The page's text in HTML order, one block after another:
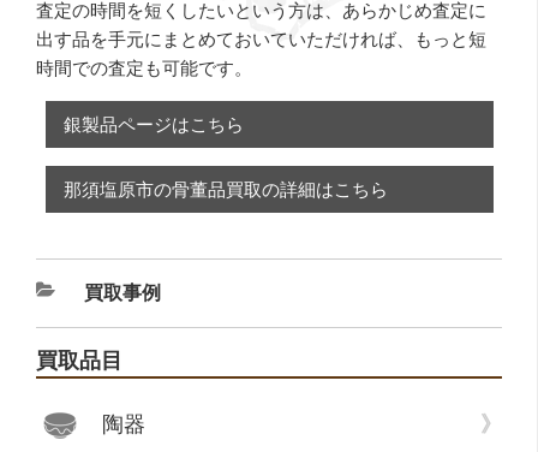
査定の時間を短くしたいという方は、あらかじめ査定に
出す品を手元にまとめておいていただければ、もっと短
時間での査定も可能です。
銀製品ページはこちら
那須塩原市の骨董品買取の詳細はこちら
カ
テ
ゴ
買取事例
買取品目
陶器